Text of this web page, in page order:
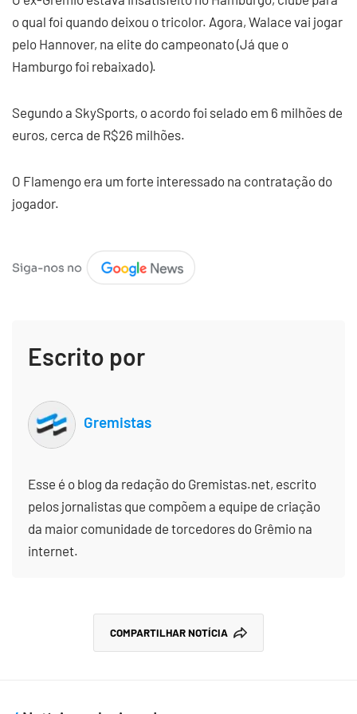
o qual foi quando deixou o tricolor. Agora, Walace vai jogar
pelo Hannover, na elite do campeonato (Já que o
Hamburgo foi rebaixado).
Segundo a SkySports, o acordo foi selado em 6 milhões de
euros, cerca de R$26 milhões.
O Flamengo era um forte interessado na contratação do
jogador.
Escrito por
Gremistas
Esse é o blog da redação do Gremistas.net, escrito
pelos jornalistas que compõem a equipe de criação
da maior comunidade de torcedores do Grêmio na
internet.
COMPARTILHAR NOTÍCIA